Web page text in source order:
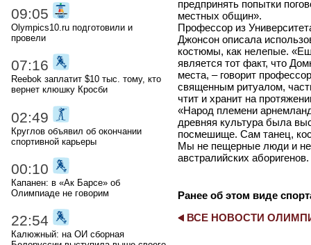
предпринять попытки
местных общин».
Профессор из
Джонсон описала
костюмы, как нелепые.
является тот факт, что
места, – говорит
священным ритуалом,
чтит и хранит на
«Народ племени
древняя культура была
посмешище. Сам танец,
Мы не пещерные люди и не
австралийских аборигенов.
Ранее об этом виде
ВСЕ НОВОСТИ
09:05
Olympics10.ru подготовили и
провели
07:16
Reebok заплатит $10 тыс. тому, кто
вернет клюшку Кросби
02:49
Круглов объявил об окончании
спортивной карьеры
00:10
Капанен: в «Ак Барсе» об
Олимпиаде не говорим
22:54
Калюжный: на ОИ сборная